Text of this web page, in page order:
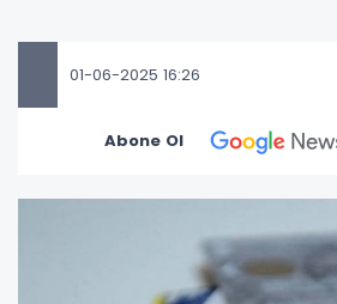
01-06-2025 16:26
Abone Ol